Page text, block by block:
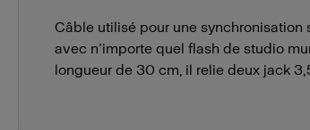
Câble utilisé pour une synchronisation
avec n’importe quel flash de studio
longueur de 30 cm, il relie deux jack